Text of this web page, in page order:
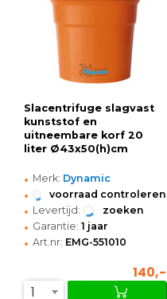
Slacentrifuge slagvast
kunststof en
uitneembare korf 20
liter Ø43x50(h)cm
• Merk: Dynamic
• voorraad controleren
• Levertijd: zoeken
• Garantie: 1 jaar
• Art.nr: EMG-551010
140,-
1